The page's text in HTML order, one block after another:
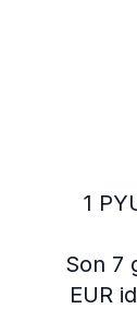
1
Son 7
EUR